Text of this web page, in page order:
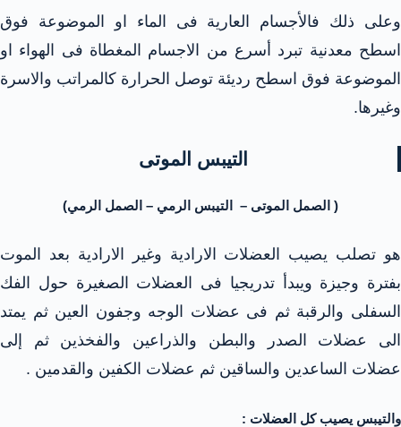
وعلى ذلك فالأجسام العارية فى الماء او الموضوعة فوق
اسطح معدنية تبرد أسرع من الاجسام المغطاة فى الهواء او
الموضوعة فوق اسطح رديئة توصل الحرارة كالمراتب والاسرة
وغيرها.
التيبس الموتى
( الصمل الموتى – التيبس الرمي – الصمل الرمي)
هو تصلب يصيب العضلات الارادية وغير الارادية بعد الموت
بفترة وجيزة ويبدأ تدريجيا فى العضلات الصغيرة حول الفك
السفلى والرقبة ثم فى عضلات الوجه وجفون العين ثم يمتد
الى عضلات الصدر والبطن والذراعين والفخذين ثم إلى
عضلات الساعدين والساقين ثم عضلات الكفين والقدمين .
والتيبس يصيب كل العضلات :